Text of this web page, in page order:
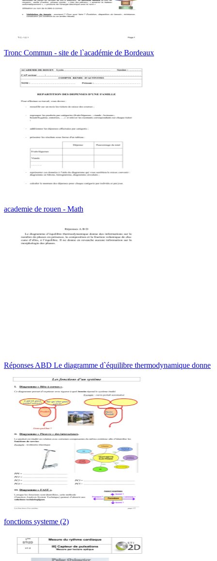
Tronc Commun - site de l`académie de Bordeaux
academie de rouen - Math
Réponses ABD Le diagramme d`équilibre thermodynamique donne
fonctions systeme (2)